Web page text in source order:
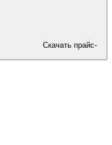
Скачать прайс-